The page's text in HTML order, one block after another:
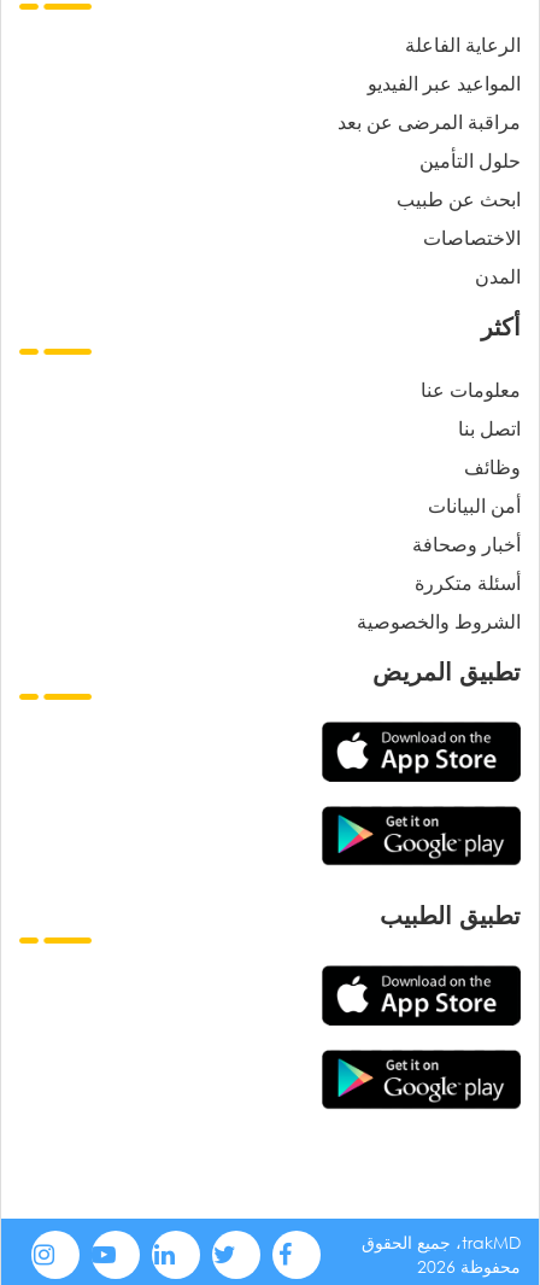
الرعاية الفاعلة
المواعيد عبر الفيديو
مراقبة المرضى عن بعد
حلول التأمين
ابحث عن طبيب
الاختصاصات
المدن
أكثر
معلومات عنا
اتصل بنا
وظائف
أمن البيانات
أخبار وصحافة
أسئلة متكررة
الشروط والخصوصية
تطبيق المريض
تطبيق الطبيب
trakMD، جميع الحقوق
محفوظة 2026